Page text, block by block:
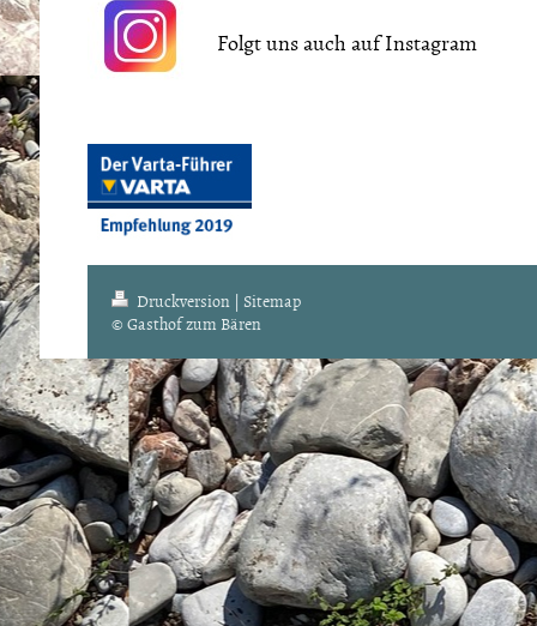
Folgt uns auch auf Instagram
Druckversion | Sitemap
© Gasthof zum Bären